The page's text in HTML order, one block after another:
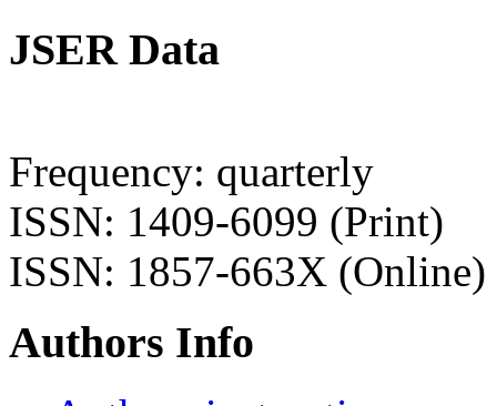
JSER Data
Frequency: quarterly
ISSN: 1409-6099 (Print)
ISSN: 1857-663X (Online)
Authors Info